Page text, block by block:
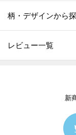
柄・デザインから
レビュー一覧
新